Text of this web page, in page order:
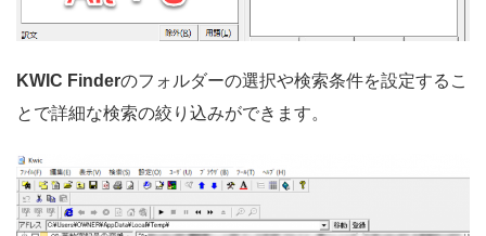
KWIC Finderのフォルダーの選択や検索条件を設定するこ
とで詳細な検索の絞り込みができます。